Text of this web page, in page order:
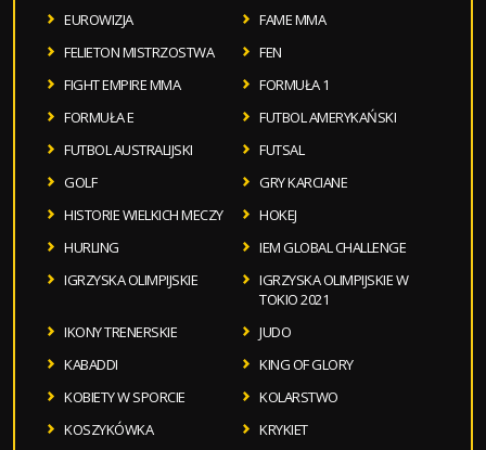
EUROWIZJA
FAME MMA
FELIETON MISTRZOSTWA
FEN
FIGHT EMPIRE MMA
FORMUŁA 1
FORMUŁA E
FUTBOL AMERYKAŃSKI
FUTBOL AUSTRALIJSKI
FUTSAL
GOLF
GRY KARCIANE
HISTORIE WIELKICH MECZY
HOKEJ
HURLING
IEM GLOBAL CHALLENGE
IGRZYSKA OLIMPIJSKIE
IGRZYSKA OLIMPIJSKIE W
TOKIO 2021
IKONY TRENERSKIE
JUDO
KABADDI
KING OF GLORY
KOBIETY W SPORCIE
KOLARSTWO
KOSZYKÓWKA
KRYKIET